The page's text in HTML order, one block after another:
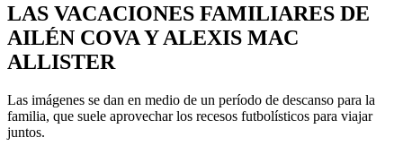
LAS VACACIONES FAMILIARES DE
AILÉN COVA Y ALEXIS MAC
ALLISTER
Las imágenes se dan en medio de un período de descanso para la
familia, que suele aprovechar los recesos futbolísticos para viajar
juntos.